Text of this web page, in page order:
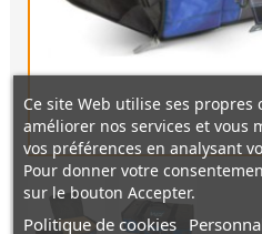
Ce site Web utilise ses
améliorer nos services et vous
vos préférences en analysant
Pour donner votre
sur le bouton Accepter.
Politique de cookies